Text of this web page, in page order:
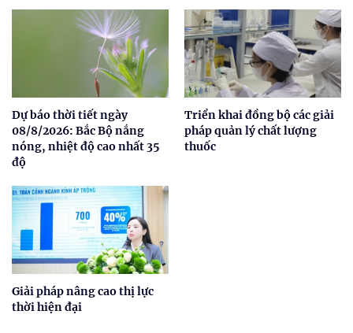
Dự báo thời tiết ngày
08/8/2026: Bắc Bộ nắng
nóng, nhiệt độ cao nhất 35
độ
Triển khai đồng bộ các giải
pháp quản lý chất lượng
thuốc
Giải pháp nâng cao thị lực
thời hiện đại